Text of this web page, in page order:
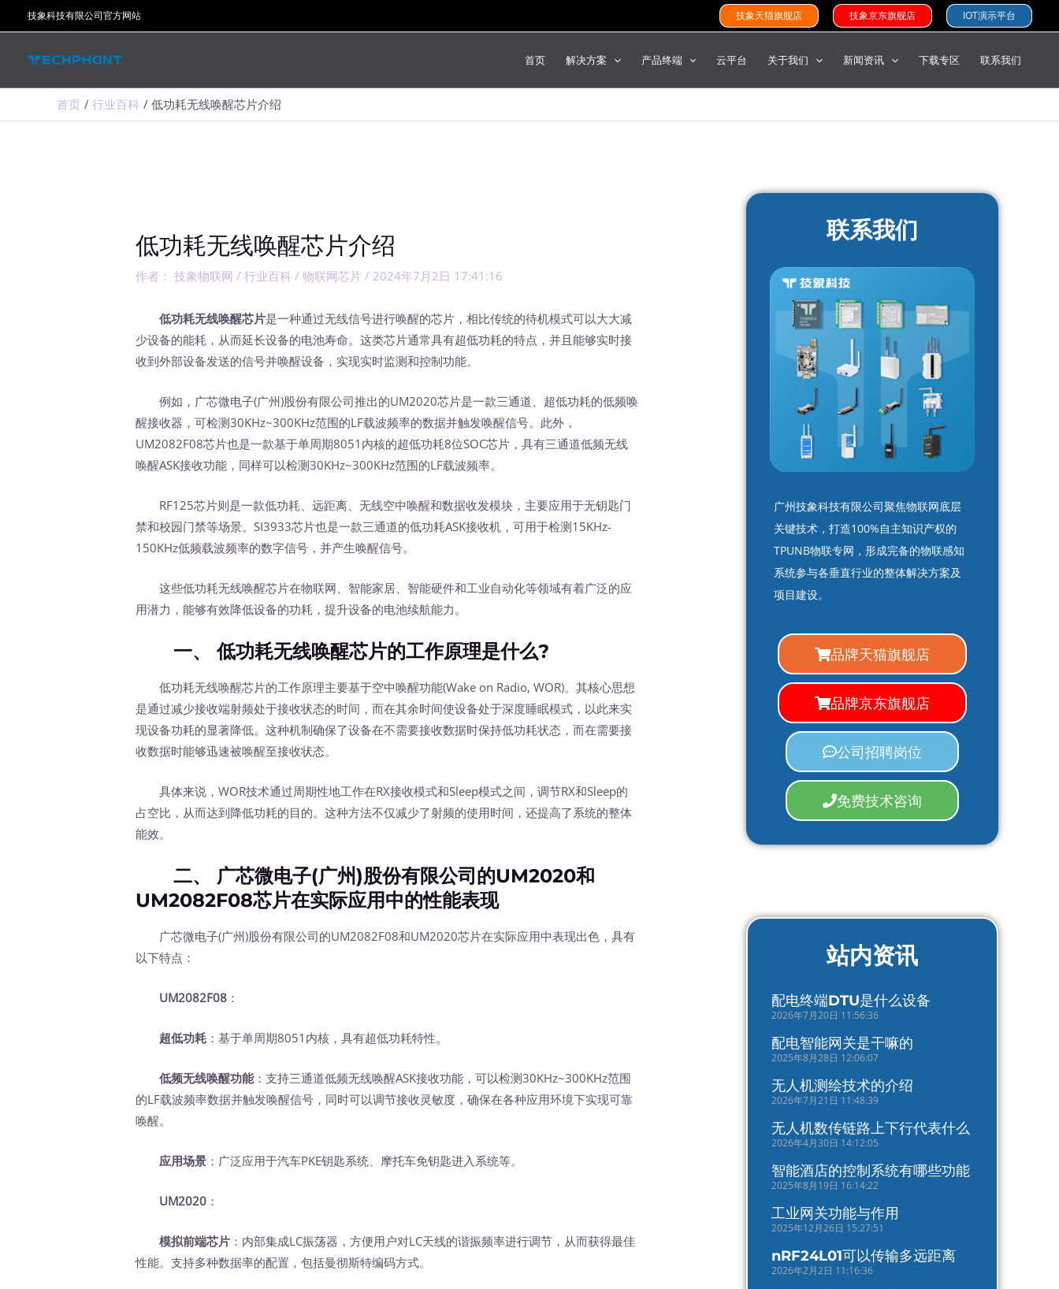
至
技象科技有限公司官方网站 技象天猫旗舰店 技象京东旗舰店 IOT演示平台
首页 解决方案 产品终端 云平台 关于我们 新闻资讯 下载专区 联系我们
首页 行业百科 低功耗无线唤醒芯片介绍
低功耗无线唤醒芯片介绍
作者： 技象物联网/行业百科 /物联网芯片 / 2024年7月2日 17:41:16
低功耗无线唤醒芯片是一种通过无线信号进行唤醒的芯片，相比传统的待机模式可以大大减
少设备的能耗，从而延长设备的电池寿命。这类芯片通常具有超低功耗的特点，并且能够实时接
收到外部设备发送的信号并唤醒设备，实现实时监测和控制功能。
例如，广芯微电子(广州)股份有限公司推出的UM2020芯片是一款三通道、超低功耗的低频唤
醒接收器，可检测30KHz~300KHz范围的LF载波频率的数据并触发唤醒信号。此外，
UM2082F08芯片也是一款基于单周期8051内核的超低功耗8位SOC芯片，具有三通道低频无线
唤醒ASK接收功能，同样可以检测30KHz~300KHz范围的LF载波频率。
RF125芯片则是一款低功耗、远距离、无线空中唤醒和数据收发模块，主要应用于无钥匙门
禁和校园门禁等场景。SI3933芯片也是一款三通道的低功耗ASK接收机，可用于检测15KHz-
150KHz低频载波频率的数字信号，并产生唤醒信号。
这些低功耗无线唤醒芯片在物联网、智能家居、智能硬件和工业自动化等领域有着广泛的应
用潜力，能够有效降低设备的功耗，提升设备的电池续航能力。
一、 低功耗无线唤醒芯片的工作原理是什么?
低功耗无线唤醒芯片的工作原理主要基于空中唤醒功能(Wake on Radio, WOR)。其核心思想
是通过减少接收端射频处于接收状态的时间，而在其余时间使设备处于深度睡眠模式，以此来实
现设备功耗的显著降低。这种机制确保了设备在不需要接收数据时保持低功耗状态，而在需要接
收数据时能够迅速被唤醒至接收状态。
具体来说，WOR技术通过周期性地工作在RX接收模式和Sleep模式之间，调节RX和Sleep的
占空比，从而达到降低功耗的目的。这种方法不仅减少了射频的使用时间，还提高了系统的整体
能效。
二、 广芯微电子(广州)股份有限公司的UM2020和
UM2082F08芯片在实际应用中的性能表现
广芯微电子(广州)股份有限公司的UM2082F08和UM2020芯片在实际应用中表现出色，具有
以下特点：
UM2082F08 ：
超低功耗 ：基于单周期8051内核，具有超低功耗特性。
低频无线唤醒功能：支持三通道低频无线唤醒ASK接收功能，可以检测30KHz~300KHz范围
的LF载波频率数据并触发唤醒信号，同时可以调节接收灵敏度，确保在各种应用环境下实现可靠
唤醒。
应用场景 ：广泛应用于汽车PKE钥匙系统、摩托车免钥匙进入系统等。
UM2020 ：
模拟前端芯片 ：内部集成LC振荡器，方便用户对LC天线的谐振频率进行调节，从而获得最佳
性能。支持多种数据率的配置，包括曼彻斯特编码方式。
联系我们
广州技象科技有限公司聚焦物联网底层
关键技术，打造100%自主知识产权的
TPUNB物联专网，形成完备的物联感知
系统参与各垂直行业的整体解决方案及
项目建设。
品牌天猫旗舰店
品牌京东旗舰店
公司招聘岗位
免费技术咨询
站内资讯
配电终端DTU是什么设备
2026年7月20日 11:56:36
配电智能网关是干嘛的
2025年8月28日 12:06:07
无人机测绘技术的介绍
2026年7月21日 11:48:39
无人机数传链路上下行代表什么
2026年4月30日 14:12:05
智能酒店的控制系统有哪些功能
2025年8月19日 16:14:22
工业网关功能与作用
2025年12月26日 15:27:51
nRF24L01可以传输多远距离
2026年2月2日 11:16:36